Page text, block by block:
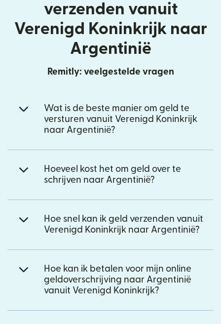
verzenden vanuit
Verenigd Koninkrijk naar
Argentinië
Remitly: veelgestelde vragen
Wat is de beste manier om geld te
versturen vanuit Verenigd Koninkrijk
naar Argentinië?
Hoeveel kost het om geld over te
schrijven naar Argentinië?
Hoe snel kan ik geld verzenden vanuit
Verenigd Koninkrijk naar Argentinië?
Hoe kan ik betalen voor mijn online
geldoverschrijving naar Argentinië
vanuit Verenigd Koninkrijk?